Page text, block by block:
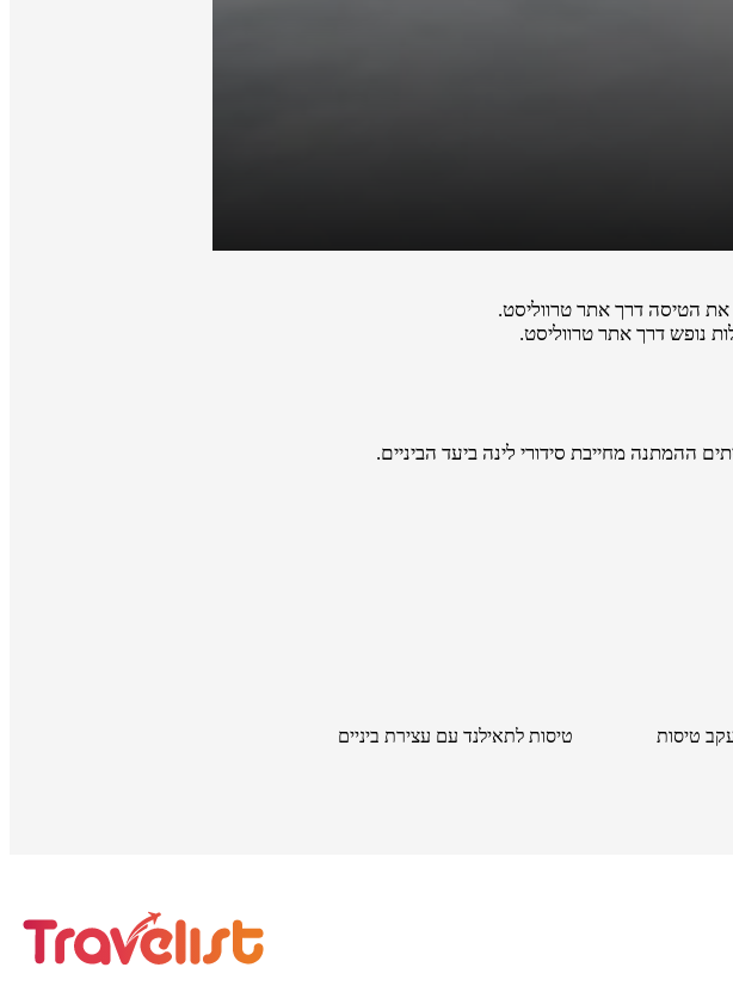
את הטיסה דרך אתר טרווליסט.
נופש דרך אתר טרווליסט.
ההמתנה מחייבת סידורי לינה ביעד הביניים.
טיסות טיסות לתאילנד עם עצירת ביניים